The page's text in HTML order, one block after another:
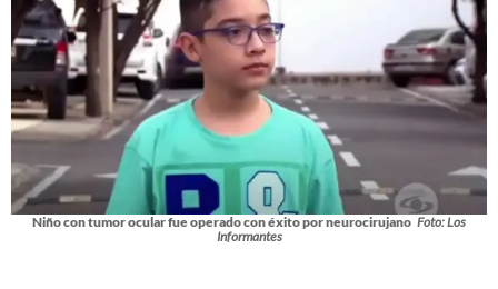
Niño con tumor ocular fue operado con éxito por neurocirujano Foto: Los
Informantes